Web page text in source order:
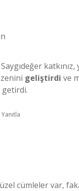
katkınız,
geliştirdi ve
getirdi.
Yanıtla
cümleler var,